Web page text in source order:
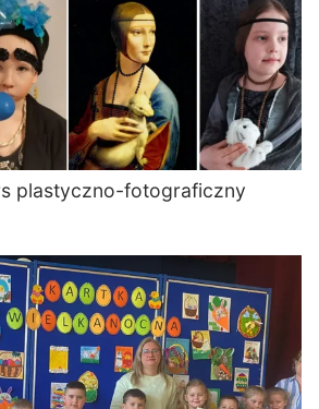
plastyczno-fotograficzny